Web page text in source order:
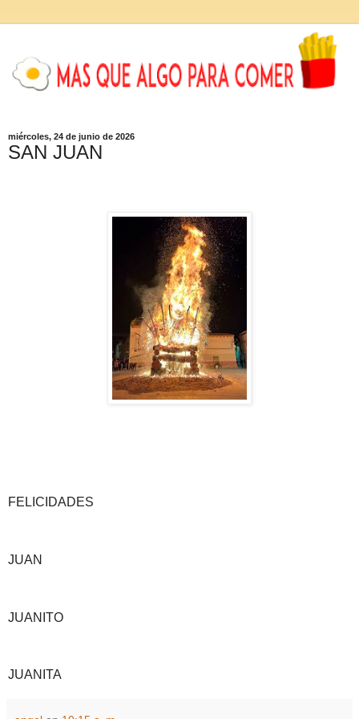
miércoles, 24 de junio de 2026
SAN JUAN
FELICIDADES
JUAN
JUANITO
JUANITA